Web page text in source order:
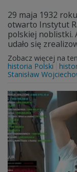
29 maja 1932
otwarto Instytut
polskiej noblistki.
udało się
Zobacz więcej na
historia Polski
Stanisław